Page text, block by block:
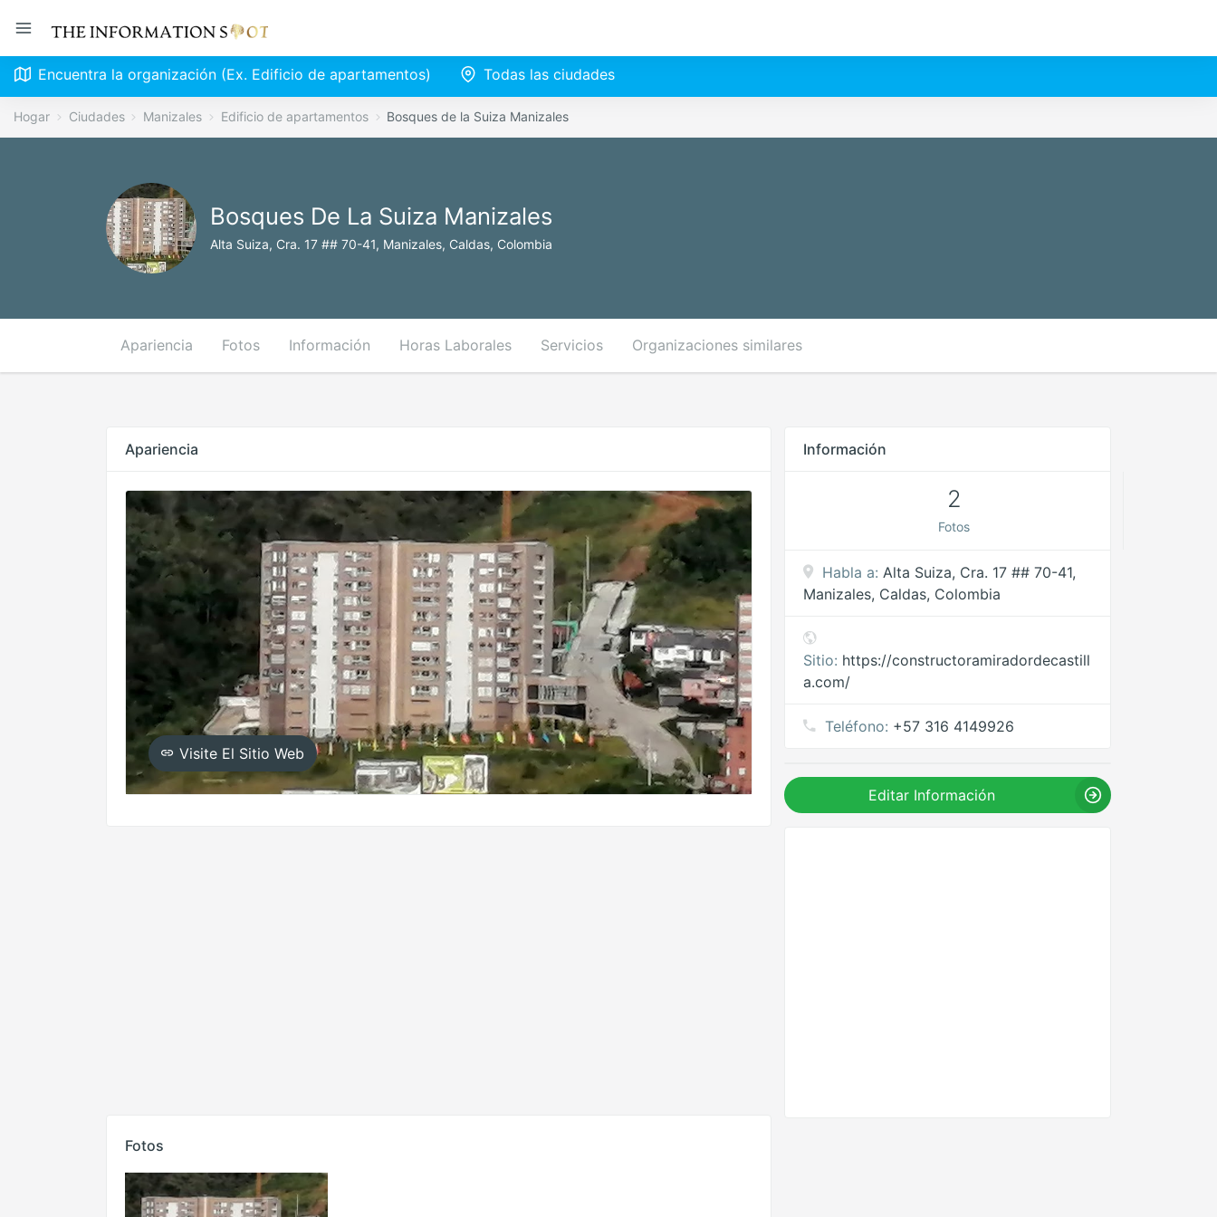
Encuentra la organización (Ex. Edificio de apartamentos) Todas las ciudades
Hogar Ciudades Manizales Edificio de apartamentos Bosques de la Suiza Manizales
Bosques De La Suiza Manizales
Alta Suiza, Cra. 17 ## 70-41, Manizales, Caldas, Colombia
Apariencia Fotos Información Horas Laborales Servicios Organizaciones similares
Apariencia
Visite El Sitio Web
Fotos
Información
2
Fotos
Habla a: Alta Suiza, Cra. 17 ## 70-41,
Manizales, Caldas, Colombia
Sitio: https://constructoramiradordecastill
a.com/
Teléfono: +57 316 4149926
Editar Información